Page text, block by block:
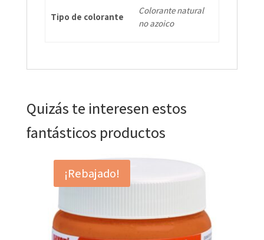
Tipo de colorante
Colorante natural
no azoico
Quizás te interesen estos
fantásticos productos
¡Rebajado!